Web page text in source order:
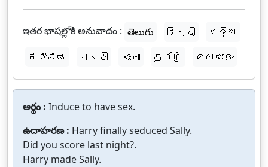
ఇతర భాషల్లోకి అనువాదం : తెలుగు हिन्दी
ଓଡ଼ିଆ
ಕನ್ನಡ
मराठी বাংলা தமிழ் മലയാളം
అర్థం : Induce to have sex.
ఉదాహరణ : Harry finally seduced Sally.
Did you score last night?.
Harry made Sally.